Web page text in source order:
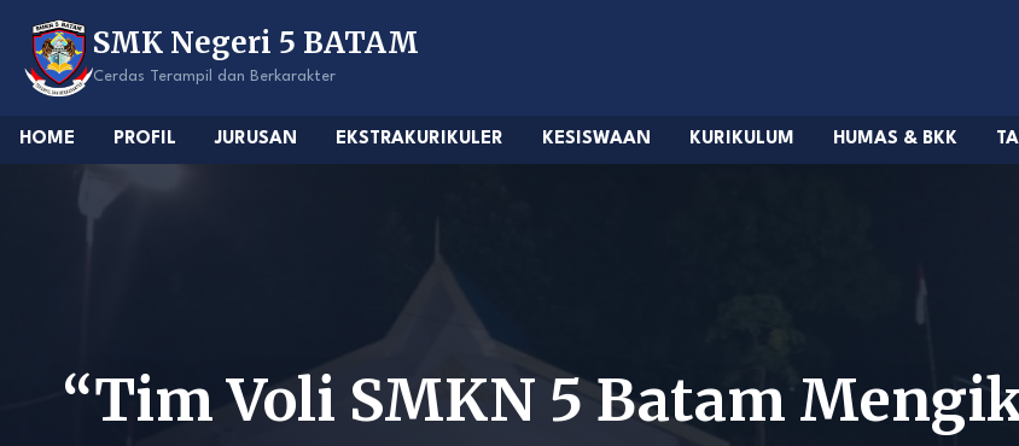
content
SMK Negeri 5 BATAM
Cerdas Terampil dan Berkarakter
HOME PROFIL JURUSAN EKSTRAKURIKULER KESISWAAN KURIKULUM HUMAS & BKK
“Tim Voli SMKN 5 Batam